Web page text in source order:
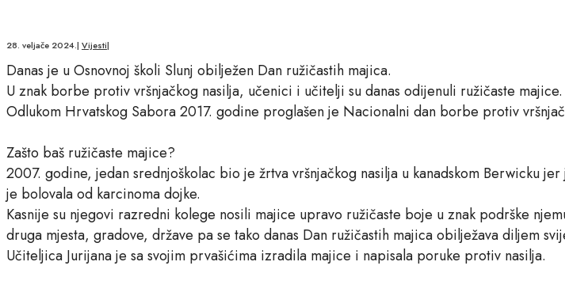
28. veljače 2024.| Vijesti|
Danas je u Osnovnoj školi Slunj obilježen Dan ružičastih majica.
U znak borbe protiv vršnjačkog nasilja, učenici i učitelji su danas odijenuli ružičaste majice.
Odlukom Hrvatskog Sabora 2017. godine proglašen je Nacionalni dan borbe protiv
Zašto baš ružičaste majice?
2007. godine, jedan srednjoškolac bio je žrtva vršnjačkog nasilja u kanadskom Berwicku
je bolovala od karcinoma dojke.
Kasnije su njegovi razredni kolege nosili majice upravo ružičaste boje u znak podrške
druga mjesta, gradove, države pa se tako danas Dan ružičastih majica obilježava diljem
Učiteljica Jurijana je sa svojim prvašićima izradila majice i napisala poruke protiv nasilja.